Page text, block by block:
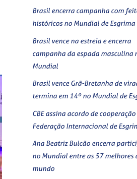
Brasil encerra campanha com
históricos no Mundial de Esgrima
Brasil vence na estreia e encerra
campanha da espada masculina
Mundial
Brasil vence Grã-Bretanha de
termina em 14º no Mundial de
CBE assina acordo de
Federação Internacional de
Ana Beatriz Bulcão encerra
no Mundial entre as 57 melhores
mundo